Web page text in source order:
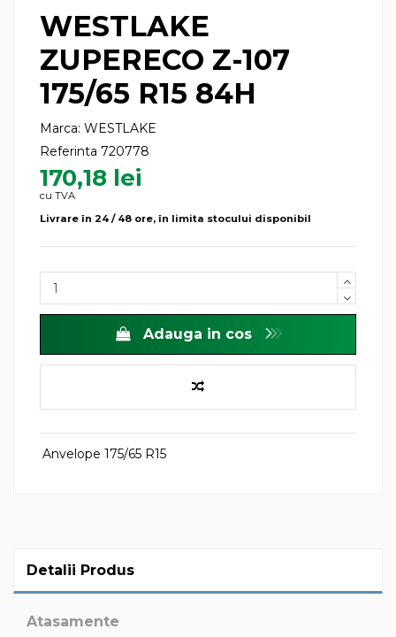
WESTLAKE
ZUPERECO Z-107
175/65 R15 84H
Marca: WESTLAKE
Referinta 720778
170,18 lei
cu TVA
Livrare în 24 / 48 ore, în limita stocului disponibil
Adauga in cos
Anvelope 175/65 R15
Detalii Produs
Atasamente